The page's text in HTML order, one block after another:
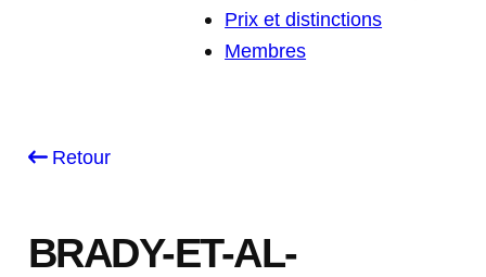
Prix et distinctions
Membres
Retour
BRADY-ET-AL-